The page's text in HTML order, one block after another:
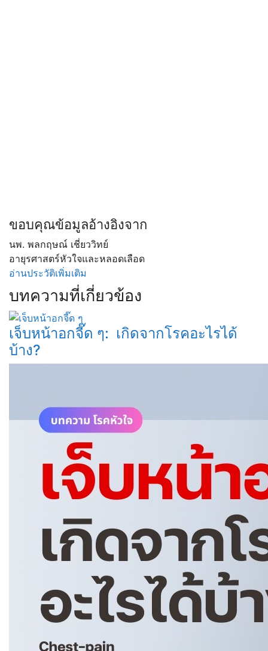
ขอบคุณข้อมูลอ้างอิงจาก
นพ. พลกฤษณ์ ​เชี่ยววิทย์
อายุรศาสตร์หัวใจและหลอดเลือด
อ่านประวัติเพิ่มเติม
บทความที่เกี่ยวข้อง
เจ็บหน้าอกจี๊ด ๆ: เกิดจากโรคอะไรได้
บ้าง?